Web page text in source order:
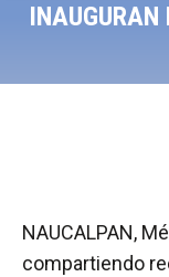
NAUCALPAN,
compartiendo